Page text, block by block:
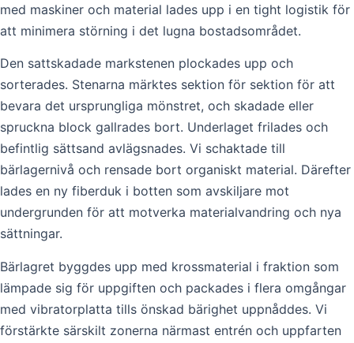
med maskiner och material lades upp i en tight logistik för
att minimera störning i det lugna bostadsområdet.
Den sattskadade markstenen plockades upp och
sorterades. Stenarna märktes sektion för sektion för att
bevara det ursprungliga mönstret, och skadade eller
spruckna block gallrades bort. Underlaget frilades och
befintlig sättsand avlägsnades. Vi schaktade till
bärlagernivå och rensade bort organiskt material. Därefter
lades en ny fiberduk i botten som avskiljare mot
undergrunden för att motverka materialvandring och nya
sättningar.
Bärlagret byggdes upp med krossmaterial i fraktion som
lämpade sig för uppgiften och packades i flera omgångar
med vibratorplatta tills önskad bärighet uppnåddes. Vi
förstärkte särskilt zonerna närmast entrén och uppfarten